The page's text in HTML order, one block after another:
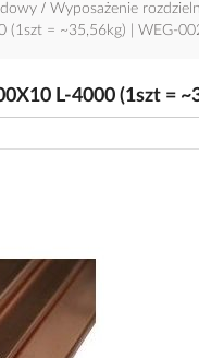
Wyposażenie
(1szt = ~35,56kg) | WEG-
L-4000 (1szt =